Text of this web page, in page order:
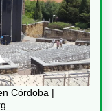
Córdoba |